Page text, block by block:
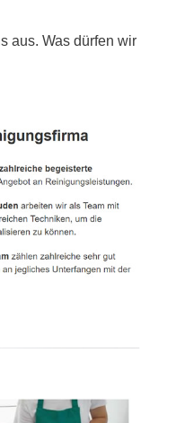
aus. Was dürfen wir